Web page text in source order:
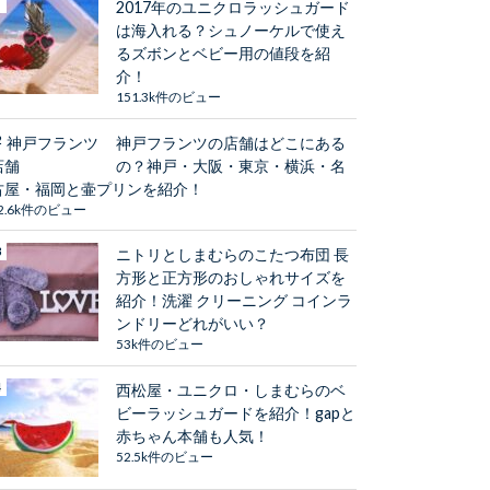
2017年のユニクロラッシュガード
は海入れる？シュノーケルで使え
るズボンとベビー用の値段を紹
介！
151.3k件のビュー
神戸フランツの店舗はどこにある
の？神戸・大阪・東京・横浜・名
屋・福岡と壷プリンを紹介！
件のビュー
ニトリとしまむらのこたつ布団 長
方形と正方形のおしゃれサイズを
紹介！洗濯 クリーニング コインラ
ンドリーどれがいい？
53k件のビュー
西松屋・ユニクロ・しまむらのベ
ビーラッシュガードを紹介！gapと
赤ちゃん本舗も人気！
52.5k件のビュー